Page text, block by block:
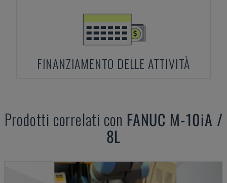
FINANZIAMENTO DELLE ATTIVITÀ
Prodotti correlati con FANUC M-10iA /
8L